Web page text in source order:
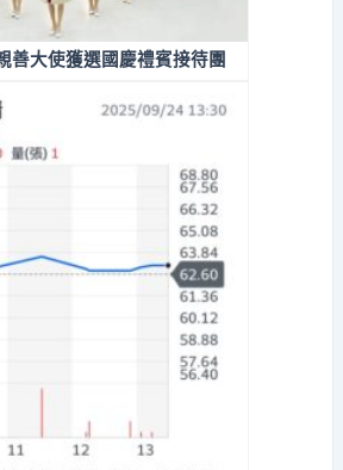
善大使獲選國慶禮賓接待團